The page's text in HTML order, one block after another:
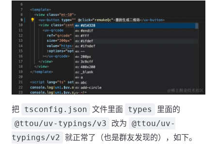
把 tsconfig.json 文件里面 types 里面的
@ttou/uv-typings/v3 改为 @ttou/uv-
typings/v2 就正常了（也是群友发现的），如下。